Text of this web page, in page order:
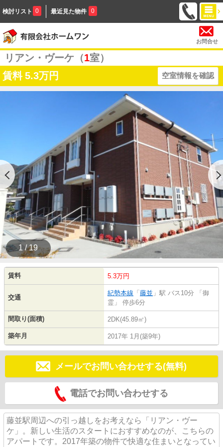
検討リスト 0 最近見た物件 0
お問合せ
リアン・ヴーケ（1室）
賃料 5.3万円 空室情報を確認
1 / 19
賃料 5.3万円
交通
紀勢本線 「 藤並 」駅 バス10分 「御
霊」 停歩6分
間取り(面積) 2DK(45.89㎡)
築年月 2017年 1月(築9年)
メールでお問い合わせする(無料)
電話でお問い合わせする
藤並駅周辺への引っ越しをお考えなら「リアン・ヴー
ケ」。新しい生活のスタートにおすすめなのが、こちらの
アパートです。2017年築の物件で快適な住まいとなってい